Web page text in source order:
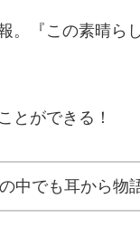
。『この素晴ら
とができる！
中でも耳から物